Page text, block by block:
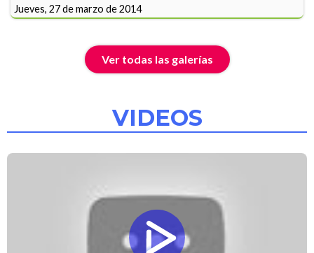
Jueves, 27 de marzo de 2014
Ver todas las galerías
VIDEOS